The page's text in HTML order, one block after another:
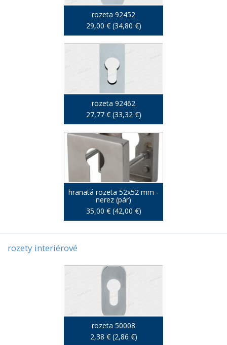
rozeta 92452
29,00 € (34,80 €)
rozeta 92462
27,77 € (33,32 €)
hranatá rozeta 52x52 mm -
nerez (pár)
35,00 € (42,00 €)
rozety interiérové
rozeta 50008
2,38 € (2,86 €)